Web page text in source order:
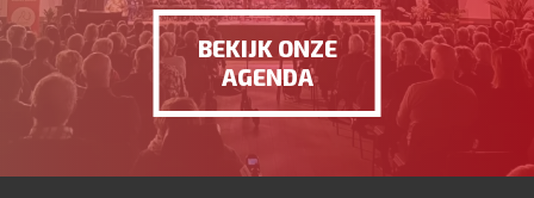
BEKIJK ONZE
AGENDA